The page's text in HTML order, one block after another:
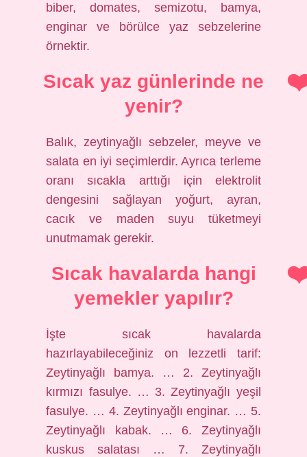
biber, domates, semizotu, bamya,
enginar ve börülce yaz sebzelerine
örnektir.
Sıcak yaz günlerinde ne
yenir?
Balık, zeytinyağlı sebzeler, meyve ve
salata en iyi seçimlerdir. Ayrıca terleme
oranı sıcakla arttığı için elektrolit
dengesini sağlayan yoğurt, ayran,
cacık ve maden suyu tüketmeyi
unutmamak gerekir.
Sıcak havalarda hangi
yemekler yapılır?
İşte sıcak havalarda
hazırlayabileceğiniz on lezzetli tarif:
Zeytinyağlı bamya. … 2. Zeytinyağlı
kırmızı fasulye. … 3. Zeytinyağlı yeşil
fasulye. … 4. Zeytinyağlı enginar. … 5.
Zeytinyağlı kabak. … 6. Zeytinyağlı
kuskus salatası … 7. Zeytinyağlı